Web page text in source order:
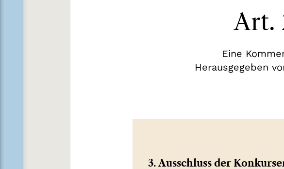
Art.
Eine
Herausgegeben
3. Ausschluss der